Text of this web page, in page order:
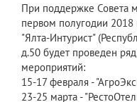
При поддержке Совета
первом полугодии 2018
"Ялта-Интурист"
д.50 будет проведен
мероприятий:
15-17 февраля -
23-25 марта -